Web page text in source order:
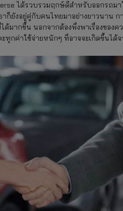
ได้รวบรวมฤกษ์ดีสำหรับออกรถม
ก็ยังอยู่คู่กับคนไทยมาอย่างยาวนาน
ด้มากขึ้น นอกจากต้องพึ่งพาเรื่องขอ
ทุกค่าใช้จ่ายหนักๆ ที่อาจจะเกิดขึ้นได้